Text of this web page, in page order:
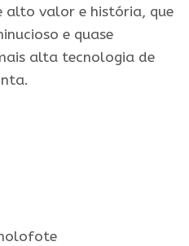
alto valor e história, que
e quase
alta tecnologia de